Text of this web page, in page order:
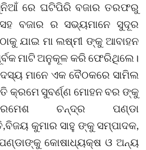
ରେ ଘଟିପିରି ବଜାର ତରଫରୁ
ବଜାର ର ସଭ୍ୟମାନେ ସୁଦୂର
ଯାଇ ମା ଲଷ୍ମୀ ଙ୍କୁ ଆବାହନ
ପୂର୍ବକ ମାଟି ଅନୁକୂଳ କରି ଫେରିଥିଲେ।
ମାନେ ଏକ ବୈଠକରେ ସାମିଲ
କ୍ରମେ ସୁବର୍ଣ୍ଣ ମୋହନ ବର ଙ୍କୁ
ଚନ୍ଦ୍ର ପଣ୍ଡା
କୁମାର ସାହୁ ଙ୍କୁ ସମ୍ପାଦକ,
କୋଷାଧ୍ୟକ୍ଷ ଓ ଅନ୍ୟ